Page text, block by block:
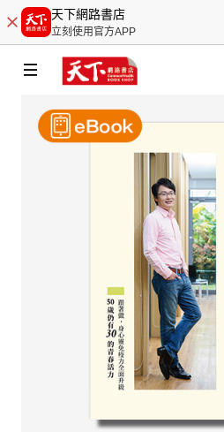
天下網路書店
立刻使用官方APP